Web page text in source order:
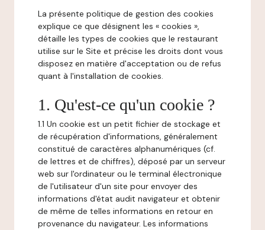
La présente politique de gestion des cookies
explique ce que désignent les « cookies »,
détaille les types de cookies que le restaurant
utilise sur le Site et précise les droits dont vous
disposez en matière d'acceptation ou de refus
quant à l'installation de cookies.
1. Qu'est-ce qu'un cookie ?
1.1 Un cookie est un petit fichier de stockage et
de récupération d'informations, généralement
constitué de caractères alphanumériques (cf.
de lettres et de chiffres), déposé par un serveur
web sur l'ordinateur ou le terminal électronique
de l'utilisateur d'un site pour envoyer des
informations d'état audit navigateur et obtenir
de même de telles informations en retour en
provenance du navigateur. Les informations